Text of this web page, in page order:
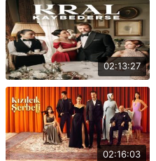
02:13:27
02:16:03